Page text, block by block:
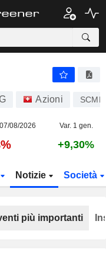
Azioni SCMN
08/2026 Var. 1 gen.
+9,30%
Notizie Società
più importanti